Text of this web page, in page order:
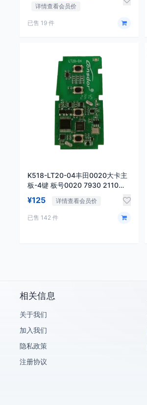
详情查看会员价
已售 19 件
K518-LT20-04丰田0020大卡主
板-4键 板号0020 7930 2110
¥125 详情查看会员价
已售 142 件
相关信息
关于我们
加入我们
隐私政策
注册协议